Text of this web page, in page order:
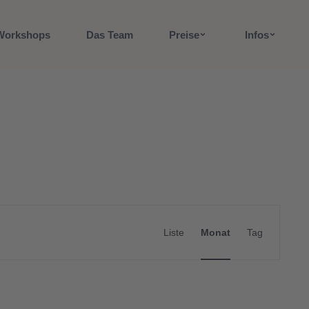
Das Team Preise Infos
Ansichten-
Navigation
Liste Monat Tag